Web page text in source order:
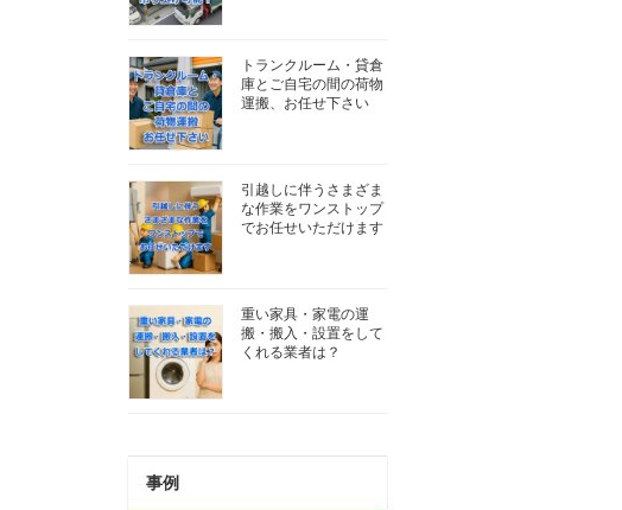
トランクルーム・貸倉
庫とご自宅の間の荷物
運搬、お任せ下さい
引越しに伴うさまざま
な作業をワンストップ
でお任せいただけます
重い家具・家電の運
搬・搬入・設置をして
くれる業者は？
事例